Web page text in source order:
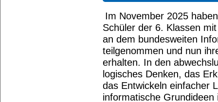
Im November 2025
Schüler der 6. Klassen
an dem bundesweiten
teilgenommen und nun
erhalten. In den
logisches Denken, das
das Entwickeln einfacher
informatische